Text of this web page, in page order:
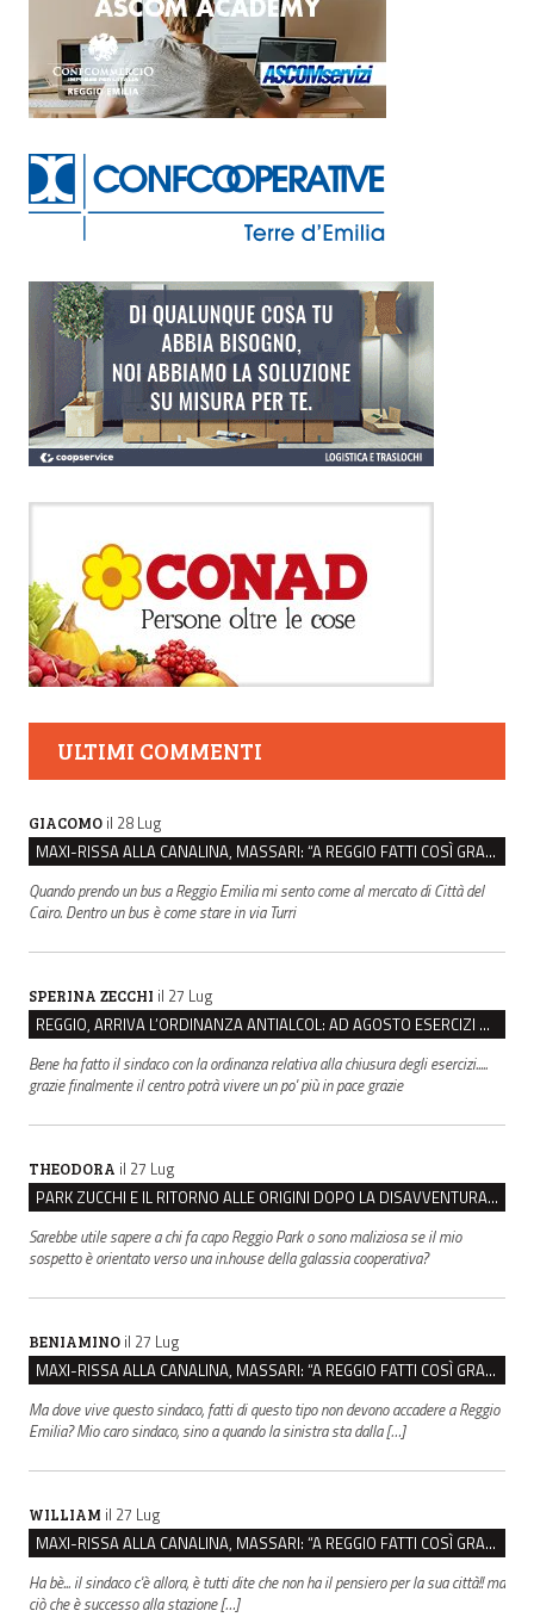
ULTIMI COMMENTI
GIACOMO il 28 Lug
MAXI-RISSA ALLA CANALINA, MASSARI: “A REGGIO FATTI COSÌ GRAVI NON DEVONO TROVARE SPAZIO”
Quando prendo un bus a Reggio Emilia mi sento come al mercato di Città del
Cairo. Dentro un bus è come stare in via Turri
SPERINA ZECCHI il 27 Lug
REGGIO, ARRIVA L’ORDINANZA ANTIALCOL: AD AGOSTO ESERCIZI DI VICINATO CHIUSI DALLE 22 ALLE 6
Bene ha fatto il sindaco con la ordinanza relativa alla chiusura degli esercizi.....
grazie finalmente il centro potrà vivere un po' più in pace grazie
THEODORA il 27 Lug
PARK ZUCCHI E IL RITORNO ALLE ORIGINI DOPO LA DISAVVENTURA CON REGGIO EMILIA PARCHEGGI
Sarebbe utile sapere a chi fa capo Reggio Park o sono maliziosa se il mio
sospetto è orientato verso una in.house della galassia cooperativa?
BENIAMINO il 27 Lug
MAXI-RISSA ALLA CANALINA, MASSARI: “A REGGIO FATTI COSÌ GRAVI NON DEVONO TROVARE SPAZIO”
Ma dove vive questo sindaco, fatti di questo tipo non devono accadere a Reggio
Emilia? Mio caro sindaco, sino a quando la sinistra sta dalla […]
WILLIAM il 27 Lug
MAXI-RISSA ALLA CANALINA, MASSARI: “A REGGIO FATTI COSÌ GRAVI NON DEVONO TROVARE SPAZIO”
Ha bè... il sindaco c'è allora, è tutti dite che non ha il pensiero per la sua città!! ma
ciò che è successo alla stazione […]